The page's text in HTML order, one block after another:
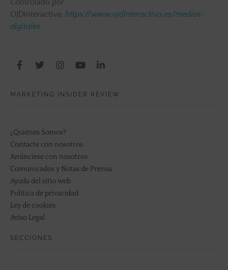
Controlado por
OJDinteractiva: https://www.ojdinteractiva.es/medios-
digitales
MARKETING INSIDER REVIEW
¿Quiénes Somos?
Contacte con nosotros
Anúnciese con nosotros
Comunicados y Notas de Prensa
Ayuda del sitio web
Política de privacidad
Ley de cookies
Aviso Legal
SECCIONES